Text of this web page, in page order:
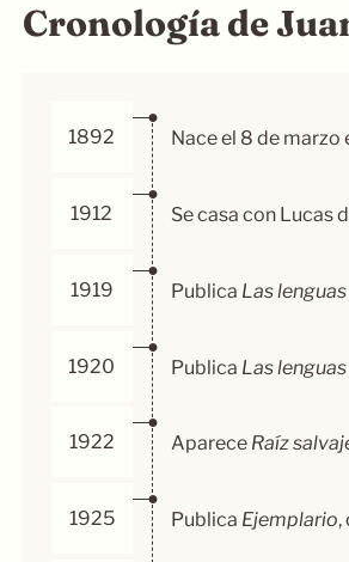
Cronología de
1892 Nace el 8 de marzo
1912 Se casa con Lucas
1919 Publica Las
1920 Publica Las
1922 Aparece Raíz
1925 Publica Ejemplario,